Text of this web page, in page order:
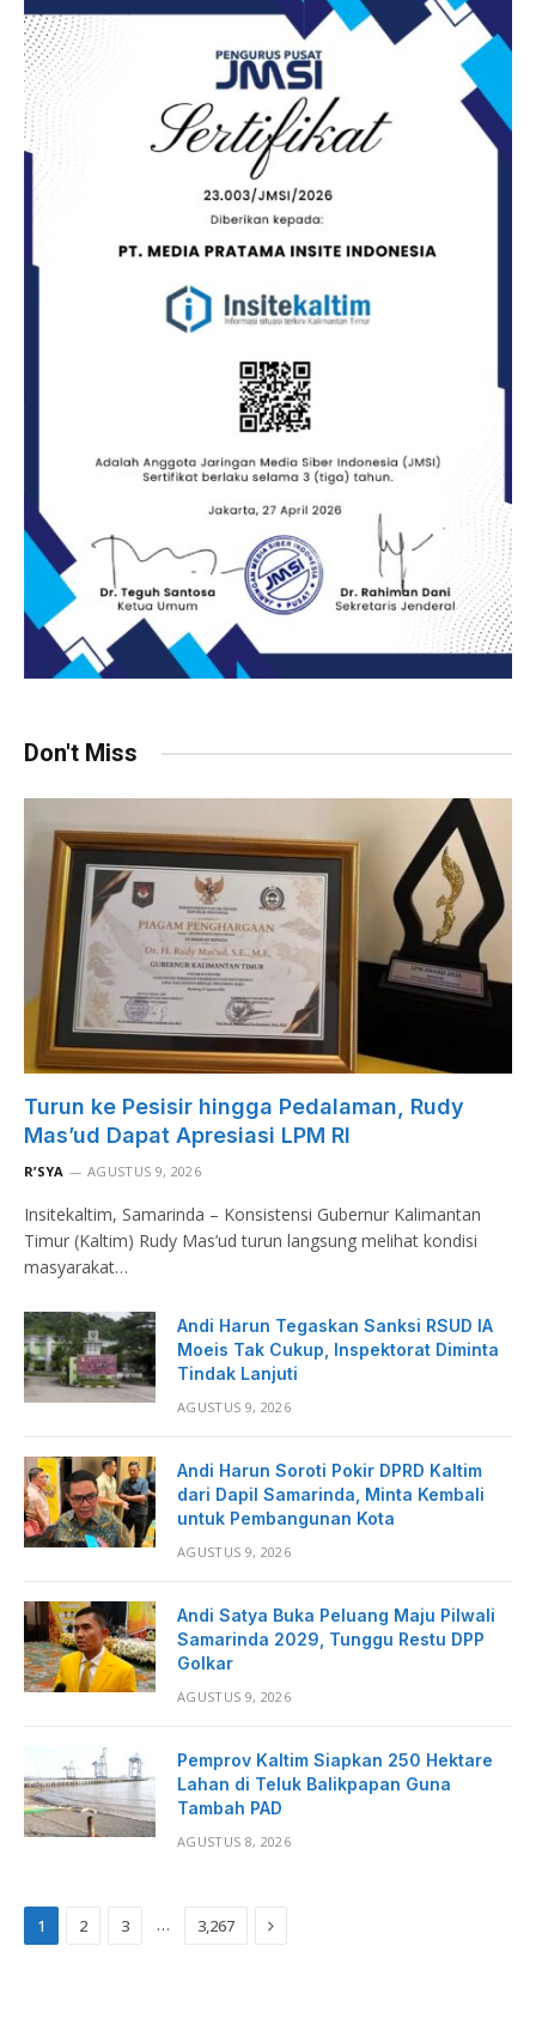
Don't Miss
Turun ke Pesisir hingga Pedalaman, Rudy
Mas’ud Dapat Apresiasi LPM RI
R’SYA AGUSTUS 9, 2026
Insitekaltim, Samarinda – Konsistensi Gubernur Kalimantan
Timur (Kaltim) Rudy Mas’ud turun langsung melihat kondisi
masyarakat…
Andi Harun Tegaskan Sanksi RSUD IA
Moeis Tak Cukup, Inspektorat Diminta
Tindak Lanjuti
AGUSTUS 9, 2026
Andi Harun Soroti Pokir DPRD Kaltim
dari Dapil Samarinda, Minta Kembali
untuk Pembangunan Kota
AGUSTUS 9, 2026
Andi Satya Buka Peluang Maju Pilwali
Samarinda 2029, Tunggu Restu DPP
Golkar
AGUSTUS 9, 2026
Pemprov Kaltim Siapkan 250 Hektare
Lahan di Teluk Balikpapan Guna
Tambah PAD
AGUSTUS 8, 2026
1 2 3 … 3,267 Next